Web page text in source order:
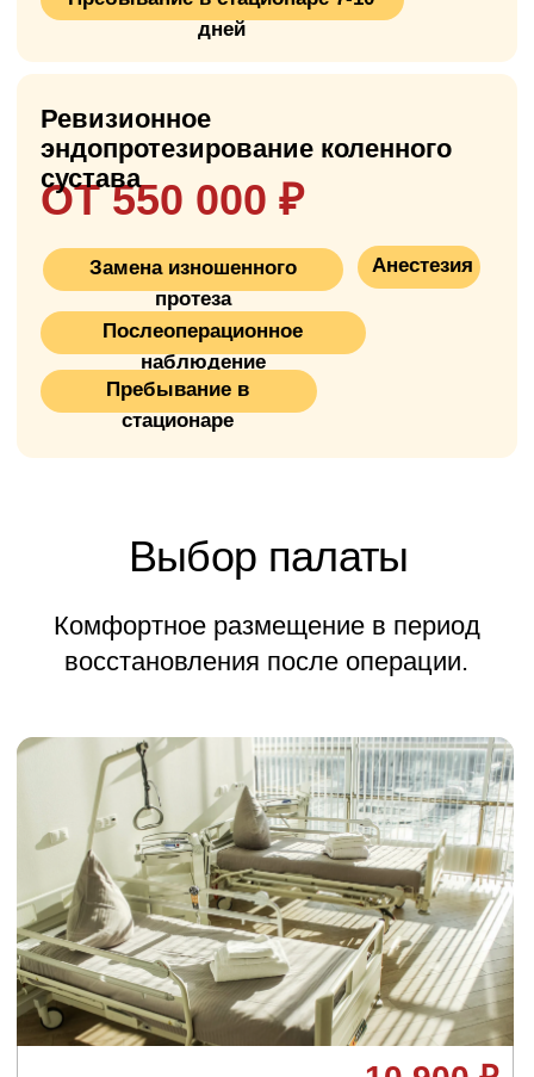
сильно ограничивают жизнь. Операция на
коленном суставе —одна из самых
эффективных в ортопедии: около 90%
активной жизни, ходят без костылей и
занимаются спортом.
Во время операции хирург удаляет
повреждённые части костей коленного
металлический протез, который
восстанавливает нормальное движение и
функцию ноги. Мы используем
современные импланты (Smith & Nephew,
Zimmer, DePuy) с гарантией 25–30 лет.
Операция длится 45–70 минут, выписка
через 5–7 дней, ранняя реабилитация
начинается уже в первые сутки после
ЛФК, физиотерапия. Полное
качества реабилитации.
Какие бывают
операции на коленном
суставе
Заменяются бедренный мыщелок,
большеберцовый плато и часто надколенник
(чашечка). Это самая распространённая
операция при развитом артрозе. Используют
полные протезы, которые воспроизводят
естественное движение колена.
Тотальное
эндопротезирование
коленного сустава